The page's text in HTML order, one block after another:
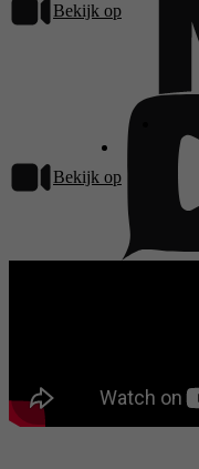
Bekijk op
Bekijk op